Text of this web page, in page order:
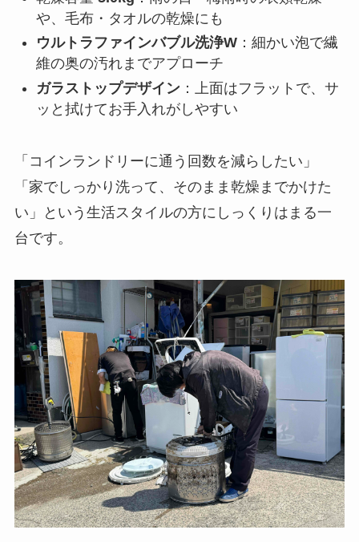
や、毛布・タオルの乾燥にも
ウルトラファインバブル洗浄W：細かい泡で繊
維の奥の汚れまでアプローチ
ガラストップデザイン：上面はフラットで、サ
ッと拭けてお手入れがしやすい
「コインランドリーに通う回数を減らしたい」
「家でしっかり洗って、そのまま乾燥までかけた
い」という生活スタイルの方にしっくりはまる一
台です。